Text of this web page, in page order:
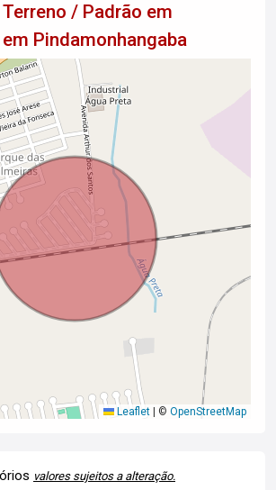
/ Padrão em
Pindamonhangaba
Leaflet © OpenStreetMap
valores sujeitos a alteração.